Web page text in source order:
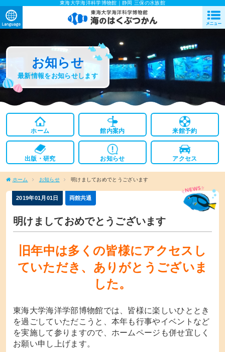
東海大学海洋科学博物館｜静岡 三保の水族館
お知らせ
最新情報をお知らせします
ホーム 館内案内 来館予約
出版・研究 お知らせ アクセス
ホーム お知らせ 明けましておめでとうございます
2019年01月01日 両館共通
明けましておめでとうございます
旧年中は多くの皆様にアクセスし
ていただき、ありがとうございま
した。
東海大学海洋学部博物館では、皆様に楽しいひととき
を過ごしていただこうと、本年も行事やイベントなど
を実施して参りますので、ホームページも併せ宜しく
お願い申し上げます。